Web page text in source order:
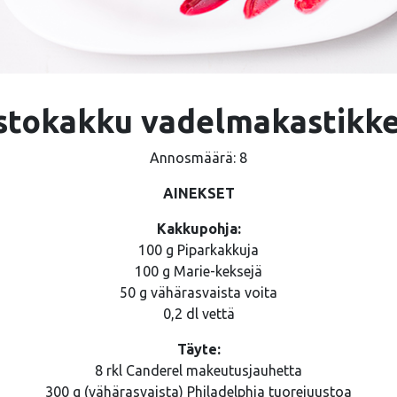
Annosmäärä: 8
AINEKSET
Kakkupohja:
100 g Piparkakkuja
100 g Marie-keksejä
50 g vähärasvaista voita
0,2 dl vettä
Täyte:
8 rkl Canderel makeutusjauhetta
300 g (vähärasvaista) Philadelphia tuorejuustoa